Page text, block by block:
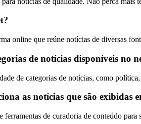
online que reúne notícias de diversas
de notícias disponíveis no
de categorias de notícias, como
as notícias que são exibidas
de curadoria de conteúdo